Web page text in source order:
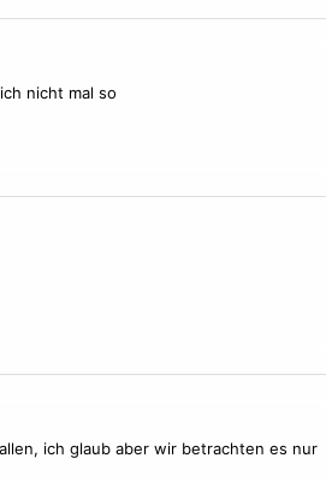
nicht mal so
ich glaub aber wir betrachten es nur